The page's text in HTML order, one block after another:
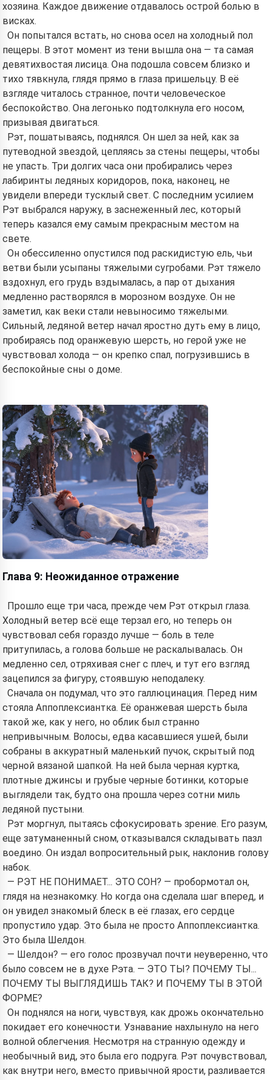
хозяина. Каждое движение отдавалось острой болью в
висках.
Он попытался встать, но снова осел на холодный пол
пещеры. В этот момент из тени вышла она — та самая
девятихвостая лисица. Она подошла совсем близко и
тихо тявкнула, глядя прямо в глаза пришельцу. В её
взгляде читалось странное, почти человеческое
беспокойство. Она легонько подтолкнула его носом,
призывая двигаться.
Рэт, пошатываясь, поднялся. Он шел за ней, как за
путеводной звездой, цепляясь за стены пещеры, чтобы
не упасть. Три долгих часа они пробирались через
лабиринты ледяных коридоров, пока, наконец, не
увидели впереди тусклый свет. С последним усилием
Рэт выбрался наружу, в заснеженный лес, который
теперь казался ему самым прекрасным местом на
свете.
Он обессиленно опустился под раскидистую ель, чьи
ветви были усыпаны тяжелыми сугробами. Рэт тяжело
вздохнул, его грудь вздымалась, а пар от дыхания
медленно растворялся в морозном воздухе. Он не
заметил, как веки стали невыносимо тяжелыми.
Сильный, ледяной ветер начал яростно дуть ему в лицо,
пробираясь под оранжевую шерсть, но герой уже не
чувствовал холода — он крепко спал, погрузившись в
беспокойные сны о доме.
Глава 9: Неожиданное отражение
Прошло еще три часа, прежде чем Рэт открыл глаза.
Холодный ветер всё еще терзал его, но теперь он
чувствовал себя гораздо лучше — боль в теле
притупилась, а голова больше не раскалывалась. Он
медленно сел, отряхивая снег с плеч, и тут его взгляд
зацепился за фигуру, стоявшую неподалеку.
Сначала он подумал, что это галлюцинация. Перед ним
стояла Аппоплексиантка. Её оранжевая шерсть была
такой же, как у него, но облик был странно
непривычным. Волосы, едва касавшиеся ушей, были
собраны в аккуратный маленький пучок, скрытый под
черной вязаной шапкой. На ней была черная куртка,
плотные джинсы и грубые черные ботинки, которые
выглядели так, будто она прошла через сотни миль
ледяной пустыни.
Рэт моргнул, пытаясь сфокусировать зрение. Его разум,
еще затуманенный сном, отказывался складывать пазл
воедино. Он издал вопросительный рык, наклонив голову
набок.
— РЭТ НЕ ПОНИМАЕТ... ЭТО СОН? — пробормотал он,
глядя на незнакомку. Но когда она сделала шаг вперед, и
он увидел знакомый блеск в её глазах, его сердце
пропустило удар. Это была не просто Аппоплексиантка.
Это была Шелдон.
— Шелдон? — его голос прозвучал почти неуверенно, что
было совсем не в духе Рэта. — ЭТО ТЫ? ПОЧЕМУ ТЫ...
ПОЧЕМУ ТЫ ВЫГЛЯДИШЬ ТАК? И ПОЧЕМУ ТЫ В ЭТОЙ
ФОРМЕ?
Он поднялся на ноги, чувствуя, как дрожь окончательно
покидает его конечности. Узнавание нахлынуло на него
волной облегчения. Несмотря на странную одежду и
необычный вид, это была его подруга. Рэт почувствовал,
как внутри него, вместо привычной ярости, разливается